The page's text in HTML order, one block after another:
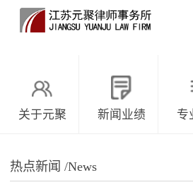
关于元聚 新闻业绩 专
热点新闻 /News